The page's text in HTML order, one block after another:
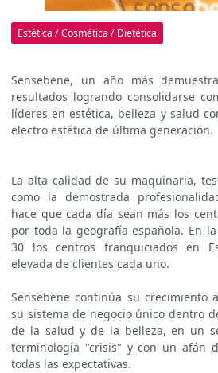
Estética / Cosmética / Dietética
Sensebene, un año más
resultados logrando consolidarse
líderes en estética, belleza y salud
electro estética de última generación.
La alta calidad de su maquinaria,
como la demostrada
hace que cada día sean más los
por toda la geografía española. En
30 los centros franquiciados en
elevada de clientes cada uno.
Sensebene continúa su crecimiento
su sistema de negocio único dentro
de la salud y de la belleza, en un
terminología "crisis" y con un afán
todas las expectativas.